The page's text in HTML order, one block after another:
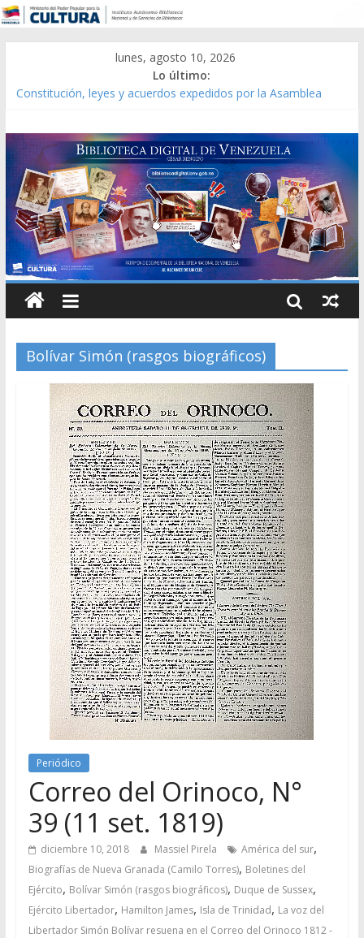
lunes, agosto 10, 2026
Lo último:
Constitución, leyes y acuerdos expedidos por la Asamblea
Modesta Bor Sánchez [material gráfico]
Gaceta Oficial de la República de Venezuela año CXXXIII Mes V,
Caracas 09 de marzo de 2006 N° 38.394
Catálogo temático de obras de Modesta Bor
Bolívar Simón (rasgos biográficos)
Periódico
Correo del Orinoco, N°
39 (11 set. 1819)
diciembre 10, 2018 Massiel Pirela América del sur,
Biografías de Nueva Granada (Camilo Torres), Boletines del
Ejército, Bolívar Simón (rasgos biográficos), Duque de Sussex,
Ejército Libertador, Hamilton James, Isla de Trinidad, La voz del
Libertador Simón Bolívar resuena en el Correo del Orinoco 1812 -